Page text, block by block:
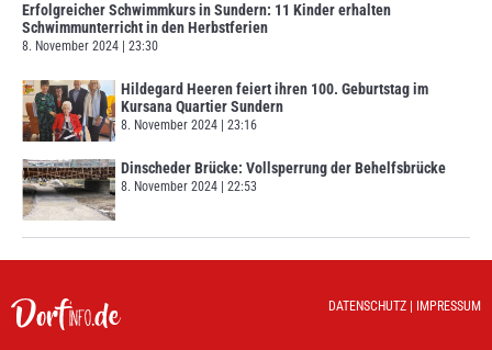
Erfolgreicher Schwimmkurs in Sundern: 11 Kinder erhalten
Schwimmunterricht in den Herbstferien
8. November 2024 23:30
Hildegard Heeren feiert ihren 100. Geburtstag im
Kursana Quartier Sundern
8. November 2024 23:16
Dinscheder Brücke: Vollsperrung der Behelfsbrücke
8. November 2024 22:53
DATENSCHUTZ IMPRESSUM